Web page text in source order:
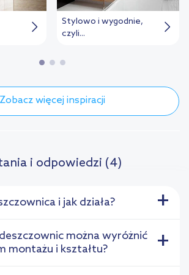
Stylowo i wygodnie,
czyli...
Zobacz więcej inspiracji
i odpowiedzi (4)
i jak działa? +
można wyróżnić
montażu i kształtu?
+